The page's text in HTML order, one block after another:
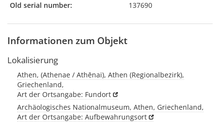
Old serial number:
137690
Informationen zum Objekt
Lokalisierung
Athen, (Athenae / Athēnai), Athen (Regionalbezirk),
Griechenland,
Art der Ortsangabe: Fundort
Archäologisches Nationalmuseum, Athen, Griechenland,
Art der Ortsangabe: Aufbewahrungsort